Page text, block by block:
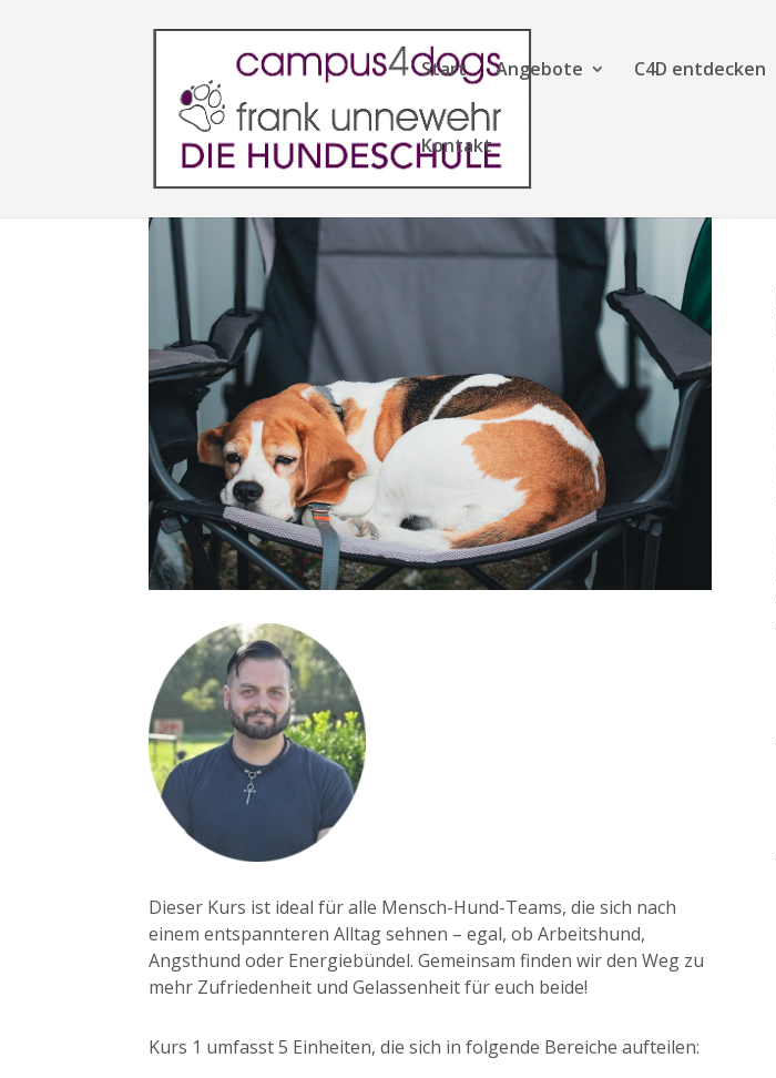
Start Angebote C4D entdecken
Kontakt
Dieser Kurs ist ideal für alle Mensch-Hund-Teams, die sich nach
einem entspannteren Alltag sehnen – egal, ob Arbeitshund,
Angsthund oder Energiebündel. Gemeinsam finden wir den Weg zu
mehr Zufriedenheit und Gelassenheit für euch beide!
Kurs 1 umfasst 5 Einheiten, die sich in folgende Bereiche aufteilen: